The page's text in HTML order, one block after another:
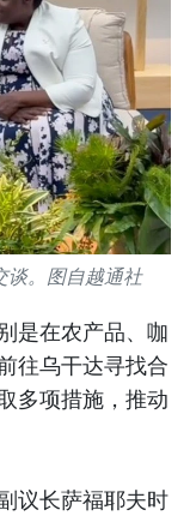
谈。图自越通社
是在农产品、咖
往乌干达寻找合
多项措施，推动
议长萨福耶夫时